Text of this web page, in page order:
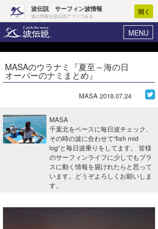
波伝説 サーフィン波情報
波の情報を波伝説アプリでみる
開く
MENU
ヘルプ マイホーム
ログイン
波情報･概況
WAVE HUNTER波予想ツール
サーフィンエリアガイド
MASAのウラナミ『夏至～海の日
オーバーのナミまとめ』
MASA 2018.07.24
MASA
千葉北をベースに毎日波チェック、
その時の波に合わせて“fish mid
log”と毎日波乗りをしてます。 皆様
のサーフィンライフに少しでもプラ
スに動く情報を届けれたらと思って
います。どうぞよろしくお願いしま
す。
Core Surf Japan
アート＆エンタメ
ショップ情報
ショップ情報
ウラナミ